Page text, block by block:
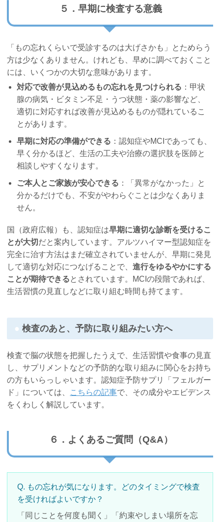
５．早期に検査する意義
「もの忘れくらいで受診するのは大げさかも」とためらう
方は少なくありません。けれども、早めに調べておくこと
には、いくつかの大切な意味があります。
対応で改善が見込めるもの忘れを見つけられる ：甲状
腺の病気・ビタミン不足・うつ状態・薬の影響など、
適切に対応すれば改善が見込めるものが隠れているこ
とがあります。
早期に対応の準備ができる ：認知症やMCIであっても、
早く分かるほど、生活の工夫や治療の選択肢を医師と
相談しやすくなります。
ご本人とご家族が安心できる ：「異常がなかった」と
分かるだけでも、不安がやわらぐことは少なくありま
せん。
国（政府広報）も、認知症は早期に適切な診断を受けるこ
とが大切 だと案内しています。アルツハイマー型認知症を
完全に治す方法はまだ確立されていませんが、早期に発見
して適切な対応につなげることで、進行をゆるやかにする
ことが期待できるとされています。MCIの段階であれば、
生活習慣の見直しなどに取り組む時間も持てます。
検査のあと、予防に取り組みたい方へ
検査で脳の状態を把握したうえで、生活習慣や食事の見直
し、サプリメントなどの予防的な取り組みに関心をお持ち
の方もいらっしゃいます。認知症予防サプリ「フェルガー
ド」については、 こちらの記事で、その成分やエビデンス
をくわしく解説しています。
６．よくあるご質問（Q&A）
Q. もの忘れが気になります。どのタイミングで検査
を受ければよいですか？
「同じことを何度も聞く」「約束やしまい場所を忘